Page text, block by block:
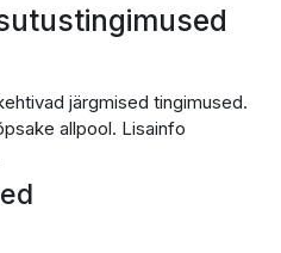
järgmised tingimused.
allpool. Lisainfo